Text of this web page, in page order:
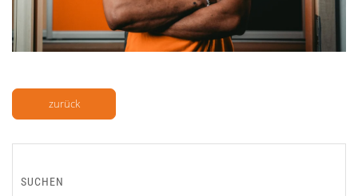
FDS CA FDS USA
KONTAKT
zurück
SUCHEN